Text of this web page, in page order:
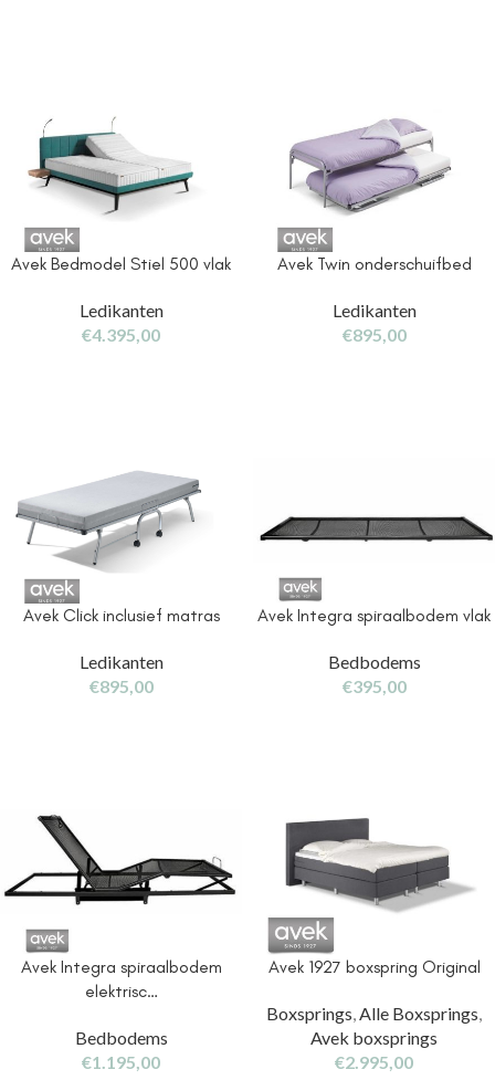
Avek Bedmodel Stiel 500 vlak
Ledikanten
€4.395,00
Avek Twin onderschuifbed
Ledikanten
€895,00
Avek Click inclusief matras
Ledikanten
€895,00
Avek Integra spiraalbodem vlak
Bedbodems
€395,00
Avek Integra spiraalbodem
elektrisc…
Bedbodems
€1.195,00
Avek 1927 boxspring Original
Boxsprings Alle Boxsprings
Avek boxsprings
€2.995,00